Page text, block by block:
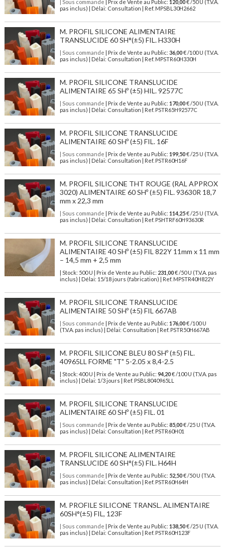
| Sous commande | Prix de Vente au Public: 120,00€ /50 U (T.V.A.
pas inclus) | Délai: Consultation | Ref. MPSBL30H2662
M. PROFIL SILICONE ALIMENTAIRE
TRANSLUCIDE 60 SH°(±5) FIL. H330H
| Sous commande | Prix de Vente au Public: 36,00€ /100 U (T.V.A.
pas inclus) | Délai: Consultation | Ref. MPSTR60H330H
M. PROFIL SILICONE TRANSLUCIDE
ALIMENTAIRE 65 SHº (±5) HIL. 92577C
| Sous commande | Prix de Vente au Public: 170,00€ /50 U (T.V.A.
pas inclus) | Délai: Consultation | Ref. PSTR65H92577C
M. PROFIL SILICONE TRANSLUCIDE
ALIMENTAIRE 60 SHº (±5) FIL. 16F
| Sous commande | Prix de Vente au Public: 199,50€ /25 U (T.V.A.
pas inclus) | Délai: Consultation | Ref. PSTR60H16F
M. PROFIL SILICONE THT ROUGE (RAL APPROX
3020) ALIMENTAIRE 60 SHº (±5) FIL. 93630R 18,7
mm x 22,3 mm
| Sous commande | Prix de Vente au Public: 114,25€ /25 U (T.V.A.
pas inclus) | Délai: Consultation | Ref. PSHTRF60H93630R
M. PROFIL SILICONE TRANSLUCIDE
ALIMENTAIRE 40 SHº (±5) FIL 822Y 11mm x 11 mm
– 14,5 mm + 2,5 mm
| Stock: 500 U | Prix de Vente au Public: 231,00€/50 U (T.V.A. pas
inclus)
| Délai: 15/18 jours (fabrication) | Ref. MPSTR40H822Y
M. PROFIL SILICONE TRANSLUCIDE
ALIMENTAIRE 50 SHº (±5) FIL 667AB
| Sous commande | Prix de Vente au Public: 176,00€ /100 U
(T.V.A. pas inclus) | Délai: Consultation | Ref. PSTR50H667AB
M. PROFIL SILICONE BLEU 80 SHº (±5) FIL.
40965LL FORME "T" 5-2.05 x 8,4-2.5
| Stock: 400 U | Prix de Vente au Public: 94,20€/100 U (T.V.A. pas
inclus)
| Délai: 1/3 jours | Ref. PSBL8040965LL
M. PROFIL SILICONE TRANSLUCIDE
ALIMENTAIRE 60 SHº (±5) FIL. 01
| Sous commande | Prix de Vente au Public: 85,00€ /25 U (T.V.A.
pas inclus) | Délai: Consultation | Ref. PSTR60H01
M. PROFIL SILICONE ALIMENTAIRE
TRANSLUCIDE 60 SH°(±5) FIL. H64H
| Sous commande | Prix de Vente au Public: 52,50€ /50 U (T.V.A.
pas inclus) | Délai: Consultation | Ref. PSTR60H64H
M. PROFILE SILICONE TRANSL. ALIMENTAIRE
60SH°(±5) FIL, 123F
| Sous commande | Prix de Vente au Public: 138,50€ /25 U (T.V.A.
pas inclus) | Délai: Consultation | Ref. PSTR60H123F